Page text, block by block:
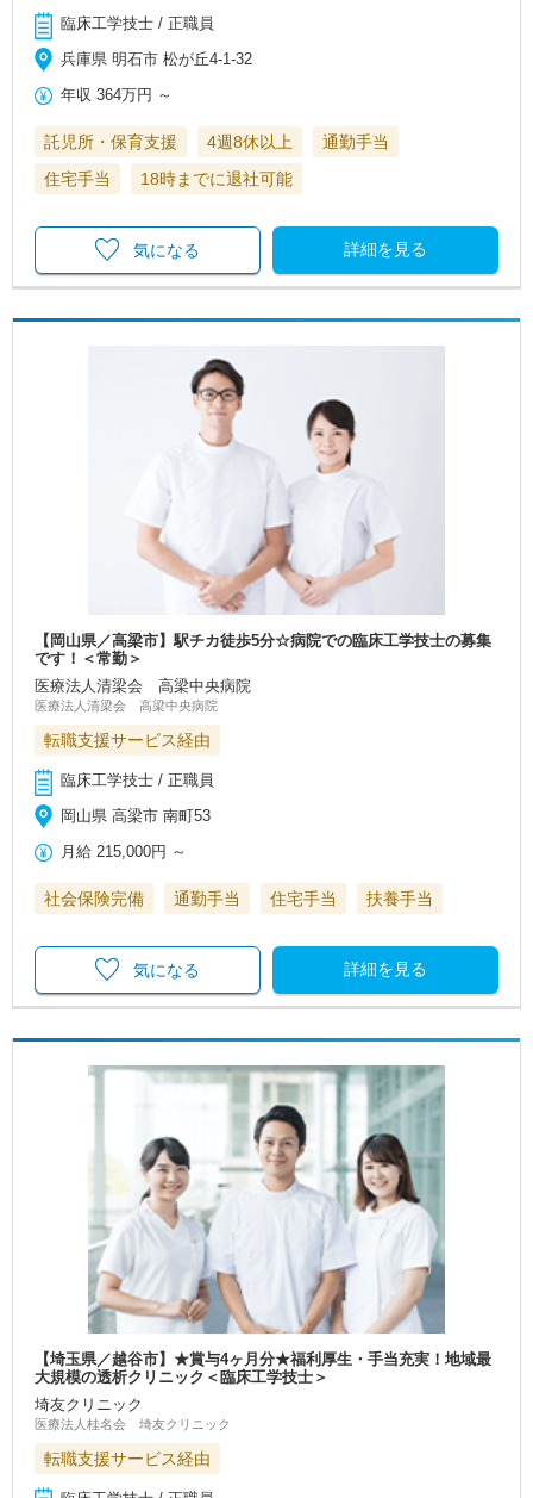
臨床工学技士 / 正職員
兵庫県 明石市 松が丘4-1-32
年収 364万円 ～
託児所・保育支援 4週8休以上
通勤手当
住宅手当
18時までに退社可能
詳細を見る
気になる
【岡山県／高梁市】駅チカ徒歩5分☆病院での臨床工学技士の募集
です！＜常勤＞
医療法人清梁会 高梁中央病院
医療法人清梁会 高梁中央病院
転職支援サービス経由
臨床工学技士 / 正職員
岡山県 高梁市 南町53
月給 215,000円 ～
社会保険完備 通勤手当 住宅手当 扶養手当
詳細を見る
気になる
【埼玉県／越谷市】★賞与4ヶ月分★福利厚生・手当充実！地域最
大規模の透析クリニック＜臨床工学技士＞
埼友クリニック
医療法人桂名会 埼友クリニック
転職支援サービス経由